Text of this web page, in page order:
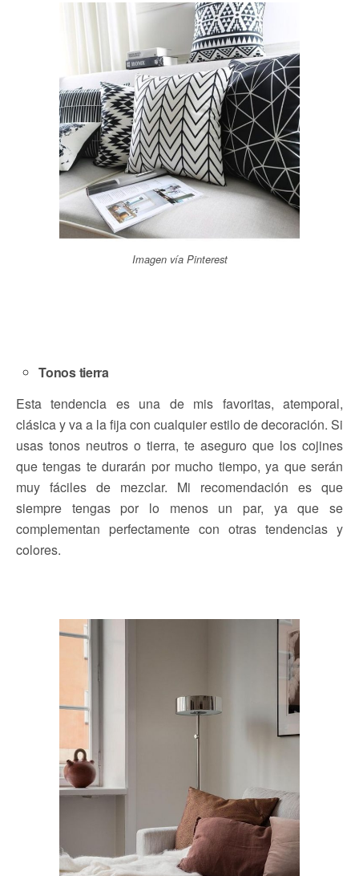
Imagen vía Pinterest
Tonos tierra
Esta tendencia es una de mis favoritas, atemporal,
clásica y va a la fija con cualquier estilo de decoración. Si
usas tonos neutros o tierra, te aseguro que los cojines
que tengas te durarán por mucho tiempo, ya que serán
muy fáciles de mezclar. Mi recomendación es que
siempre tengas por lo menos un par, ya que se
complementan perfectamente con otras tendencias y
colores.